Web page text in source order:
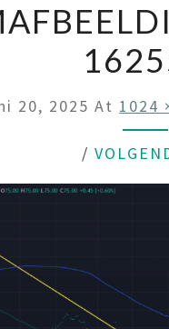
20, 2025 At 1024
/